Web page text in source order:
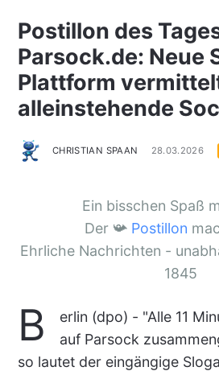
Postillon des Tages
Parsock.de: Neue
Plattform
alleinstehende
CHRISTIAN SPAAN 28.03.2026
Ein bisschen Spaß
Der 📯 Postillon
Ehrliche Nachrichten -
1845
B
erlin (dpo) - "Alle 11
auf Parsock
so lautet der eingängige